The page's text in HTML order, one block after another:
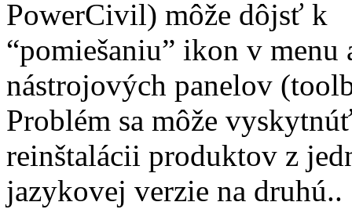
PowerCivil) môže dôjsť k
“pomiešaniu” ikon v menu
nástrojových panelov
Problém sa môže
reinštalácii produktov z
jazykovej verzie na druhú..